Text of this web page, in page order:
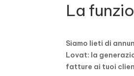
La
Siamo lieti di
Lovat: la
fatture ai tuoi